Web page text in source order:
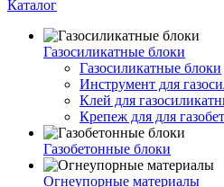
Каталог
Газосиликатные блоки
Газосиликатные блоки
Инструмент для
Клей для
Крепеж для для
Газобетонные блоки
Огнеупорные материалы